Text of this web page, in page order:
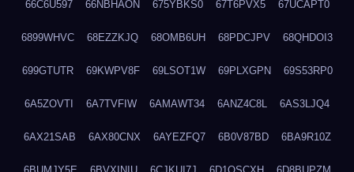
66C6U597 66NBHAON 675YBKS0 67T6PVX5 67UCAPT0
6899WHVC 68EZZKJQ 68OMB6UH 68PDCJPV 68QHDOI3
699GTUTR 69KWPV8F 69LSOT1W 69PLXGPN 69S53RP0
6A5ZOVTI 6A7TVFIW 6AMAWT34 6ANZ4C8L 6AS3LJQ4
6AX21SAB 6AX80CNX 6AYEZFQ7 6B0V87BD 6BA9R10Z